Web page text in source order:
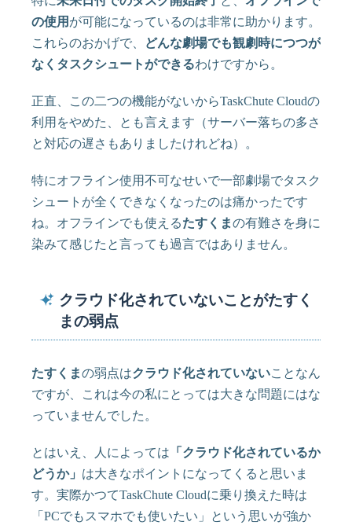
の使用 が可能になっているのは非常に助かります。
これらのおかげで、
どんな劇場でも観劇時につつが
なくタスクシュートができるわけですから。
正直、この二つの機能がないからTaskChute Cloudの
利用をやめた、とも言えます（サーバー落ちの多さ
と対応の遅さもありましたけれどね）。
特にオフライン使用不可なせいで一部劇場でタスク
シュートが全くできなくなったのは痛かったです
ね。オフラインでも使えるたすくまの有難さを身に
染みて感じたと言っても過言ではありません。
クラウド化されていないことがたすく
まの弱点
たすくまの弱点はクラウド化されていないことなん
ですが、これは今の私にとっては大きな問題にはな
っていませんでした。
とはいえ、人によっては 「クラウド化されているか
どうか」 は大きなポイントになってくると思いま
す。実際かつてTaskChute Cloudに乗り換えた時は
「PCでもスマホでも使いたい」という思いが強か